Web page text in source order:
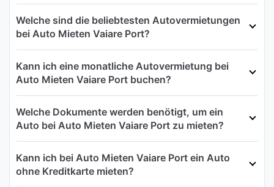
Welche sind die beliebtesten Autovermietungen
bei Auto Mieten Vaiare Port?
Kann ich eine monatliche Autovermietung bei
Auto Mieten Vaiare Port buchen?
Welche Dokumente werden benötigt, um ein
Auto bei Auto Mieten Vaiare Port zu mieten?
Kann ich bei Auto Mieten Vaiare Port ein Auto
ohne Kreditkarte mieten?